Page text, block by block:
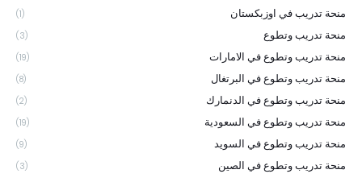
منحة تدريب في اوزبكستان (1)
منحة تدريب وتطوع (3)
منحة تدريب وتطوع في الامارات (19)
منحة تدريب وتطوع في البرتغال (8)
منحة تدريب وتطوع في الدنمارك (2)
منحة تدريب وتطوع في السعودية (19)
منحة تدريب وتطوع في السويد (9)
منحة تدريب وتطوع في الصين (3)